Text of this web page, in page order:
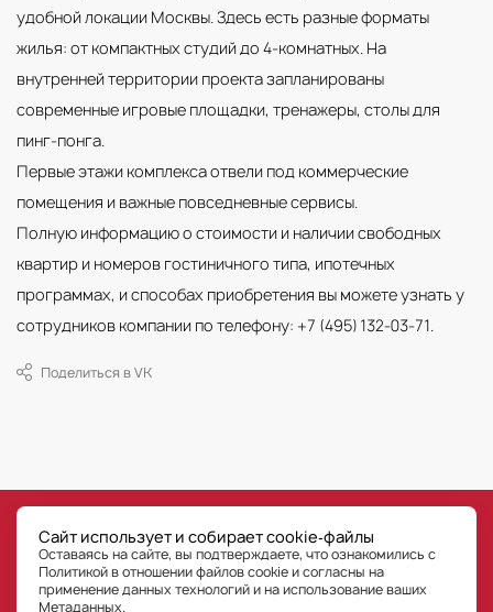
удобной локации Москвы. Здесь есть разные форматы
жилья: от компактных студий до 4-комнатных. На
внутренней территории проекта запланированы
современные игровые площадки, тренажеры, столы для
пинг-понга.
Первые этажи комплекса отвели под коммерческие
помещения и важные повседневные сервисы.
Полную информацию о стоимости и наличии свободных
квартир и номеров гостиничного типа, ипотечных
программах, и способах приобретения вы можете узнать у
сотрудников компании по телефону: +7 (495) 132-03-71.
Поделиться в VK
Все права на публикуемые на сайте материалы принадлежат ООО «РГ-Девелопмент» © РГ-
Девелопмент. Оставаясь на сайте, Пользователь сайта подтверждает, что уведомлен, что
любые материалы, размещенные на сайте, являются объектами интеллектуальной
собственности ООО «РГ-Девелопмент» (правообладателя). Пользователь не вправе без
предварительного письменного разрешения правообладателя осуществлять какие-либо
действия с объектами интеллектуальной собственности, в противном случае
правообладатель оставляет за собой право на взыскание штрафов, предусмотренных
Сайт использует и собирает cookie‑файлы
Оставаясь на сайте, вы подтверждаете, что ознакомились с
Политикой в отношении файлов cookie и согласны на
применение данных технологийи на использование ваших
Метаданных.